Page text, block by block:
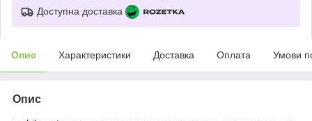
Доступна доставка
Опис Характеристики Доставка Оплата Умови
Опис